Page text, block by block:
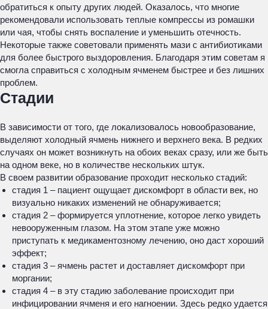
обратиться к опыту других людей. Оказалось, что многие
рекомендовали использовать теплые компрессы из ромашки
или чая, чтобы снять воспаление и уменьшить отечность.
Некоторые также советовали применять мази с антибиотиками
для более быстрого выздоровления. Благодаря этим советам я
смогла справиться с холодным ячменем быстрее и без лишних
проблем.
Стадии
В зависимости от того, где локализовалось новообразование,
выделяют холодный ячмень нижнего и верхнего века. В редких
случаях он может возникнуть на обоих веках сразу, или же быть
на одном веке, но в количестве нескольких штук.
В своем развитии образование проходит несколько стадий:
стадия 1 – пациент ощущает дискомфорт в области век, но
визуально никаких изменений не обнаруживается;
стадия 2 – формируется уплотнение, которое легко увидеть
невооруженным глазом. На этом этапе уже можно
приступать к медикаментозному лечению, оно даст хороший
эффект;
стадия 3 – ячмень растет и доставляет дискомфорт при
моргании;
стадия 4 – в эту стадию заболевание происходит при
инфицировании ячменя и его нагноении. Здесь редко удается